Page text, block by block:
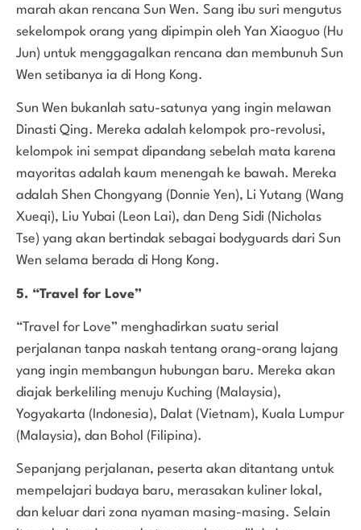
marah akan rencana Sun Wen. Sang ibu suri mengutus
sekelompok orang yang dipimpin oleh Yan Xiaoguo (Hu
Jun) untuk menggagalkan rencana dan membunuh Sun
Wen setibanya ia di Hong Kong.
Sun Wen bukanlah satu-satunya yang ingin melawan
Dinasti Qing. Mereka adalah kelompok pro-revolusi,
kelompok ini sempat dipandang sebelah mata karena
mayoritas adalah kaum menengah ke bawah. Mereka
adalah Shen Chongyang (Donnie Yen), Li Yutang (Wang
Xueqi), Liu Yubai (Leon Lai), dan Deng Sidi (Nicholas
Tse) yang akan bertindak sebagai bodyguards dari Sun
Wen selama berada di Hong Kong.
5. “Travel for Love”
“Travel for Love” menghadirkan suatu serial
perjalanan tanpa naskah tentang orang-orang lajang
yang ingin membangun hubungan baru. Mereka akan
diajak berkeliling menuju Kuching (Malaysia),
Yogyakarta (Indonesia), Dalat (Vietnam), Kuala Lumpur
(Malaysia), dan Bohol (Filipina).
Sepanjang perjalanan, peserta akan ditantang untuk
mempelajari budaya baru, merasakan kuliner lokal,
dan keluar dari zona nyaman masing-masing. Selain